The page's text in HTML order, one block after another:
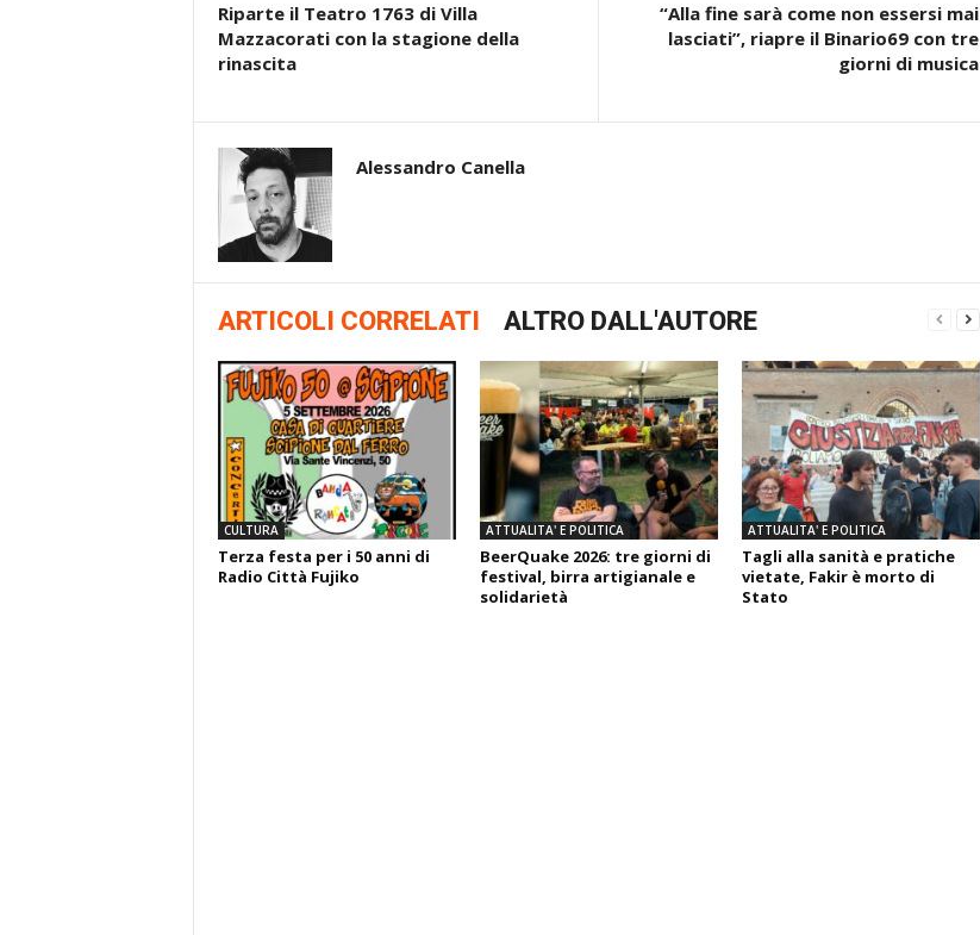
Riparte il Teatro 1763 di Villa
Mazzacorati con la stagione della
rinascita
“Alla fine sarà come non essersi mai
lasciati”, riapre il Binario69 con tre
giorni di musica
Alessandro Canella
ARTICOLI CORRELATI ALTRO DALL'AUTORE
CULTURA
Terza festa per i 50 anni di
Radio Città Fujiko
ATTUALITA' E POLITICA
BeerQuake 2026: tre giorni di
festival, birra artigianale e
solidarietà
ATTUALITA' E POLITICA
Tagli alla sanità e pratiche
vietate, Fakir è morto di
Stato